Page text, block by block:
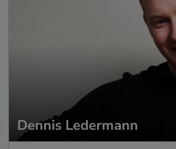
Dennis Ledermann